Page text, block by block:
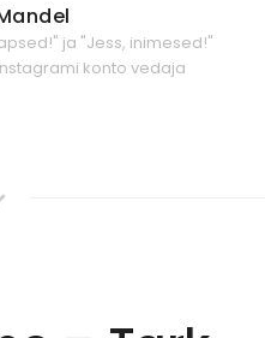
ja "Jess, inimesed!"
konto vedaja